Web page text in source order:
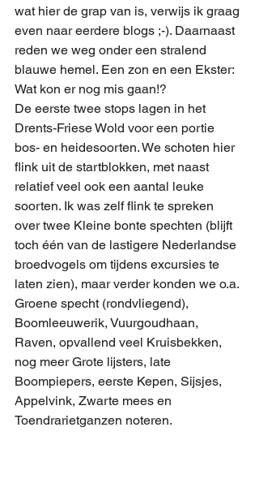
wat hier de grap van is, verwijs ik graag
even naar eerdere blogs ;-). Daarnaast
reden we weg onder een stralend
blauwe hemel. Een zon en een Ekster:
Wat kon er nog mis gaan!?
De eerste twee stops lagen in het
Drents-Friese Wold voor een portie
bos- en heidesoorten. We schoten hier
flink uit de startblokken, met naast
relatief veel ook een aantal leuke
soorten. Ik was zelf flink te spreken
over twee Kleine bonte spechten (blijft
toch één van de lastigere Nederlandse
broedvogels om tijdens excursies te
laten zien), maar verder konden we o.a.
Groene specht (rondvliegend),
Boomleeuwerik, Vuurgoudhaan,
Raven, opvallend veel Kruisbekken,
nog meer Grote lijsters, late
Boompiepers, eerste Kepen, Sijsjes,
Appelvink, Zwarte mees en
Toendrarietganzen noteren.